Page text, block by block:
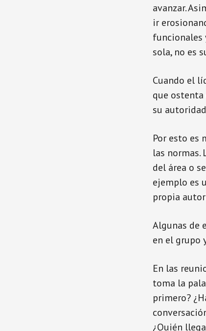
avanzar.
ir
funcionales
sola, no es
Cuando el
que
su
Por esto es
las normas.
del área o
ejemplo es
propia
Algunas de
en el grupo
En las
toma la
primero?
¿Quién